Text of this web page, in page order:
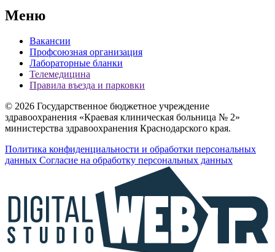
Меню
Вакансии
Профсоюзная организация
Лабораторные бланки
Телемедицина
Правила въезда и парковки
© 2026 Государственное бюджетное учреждение
здравоохранения «Краевая клиническая больница № 2»
министерства здравоохранения Краснодарского края.
Политика конфиденциальности и обработки персональных
данных Согласие на обработку персональных данных